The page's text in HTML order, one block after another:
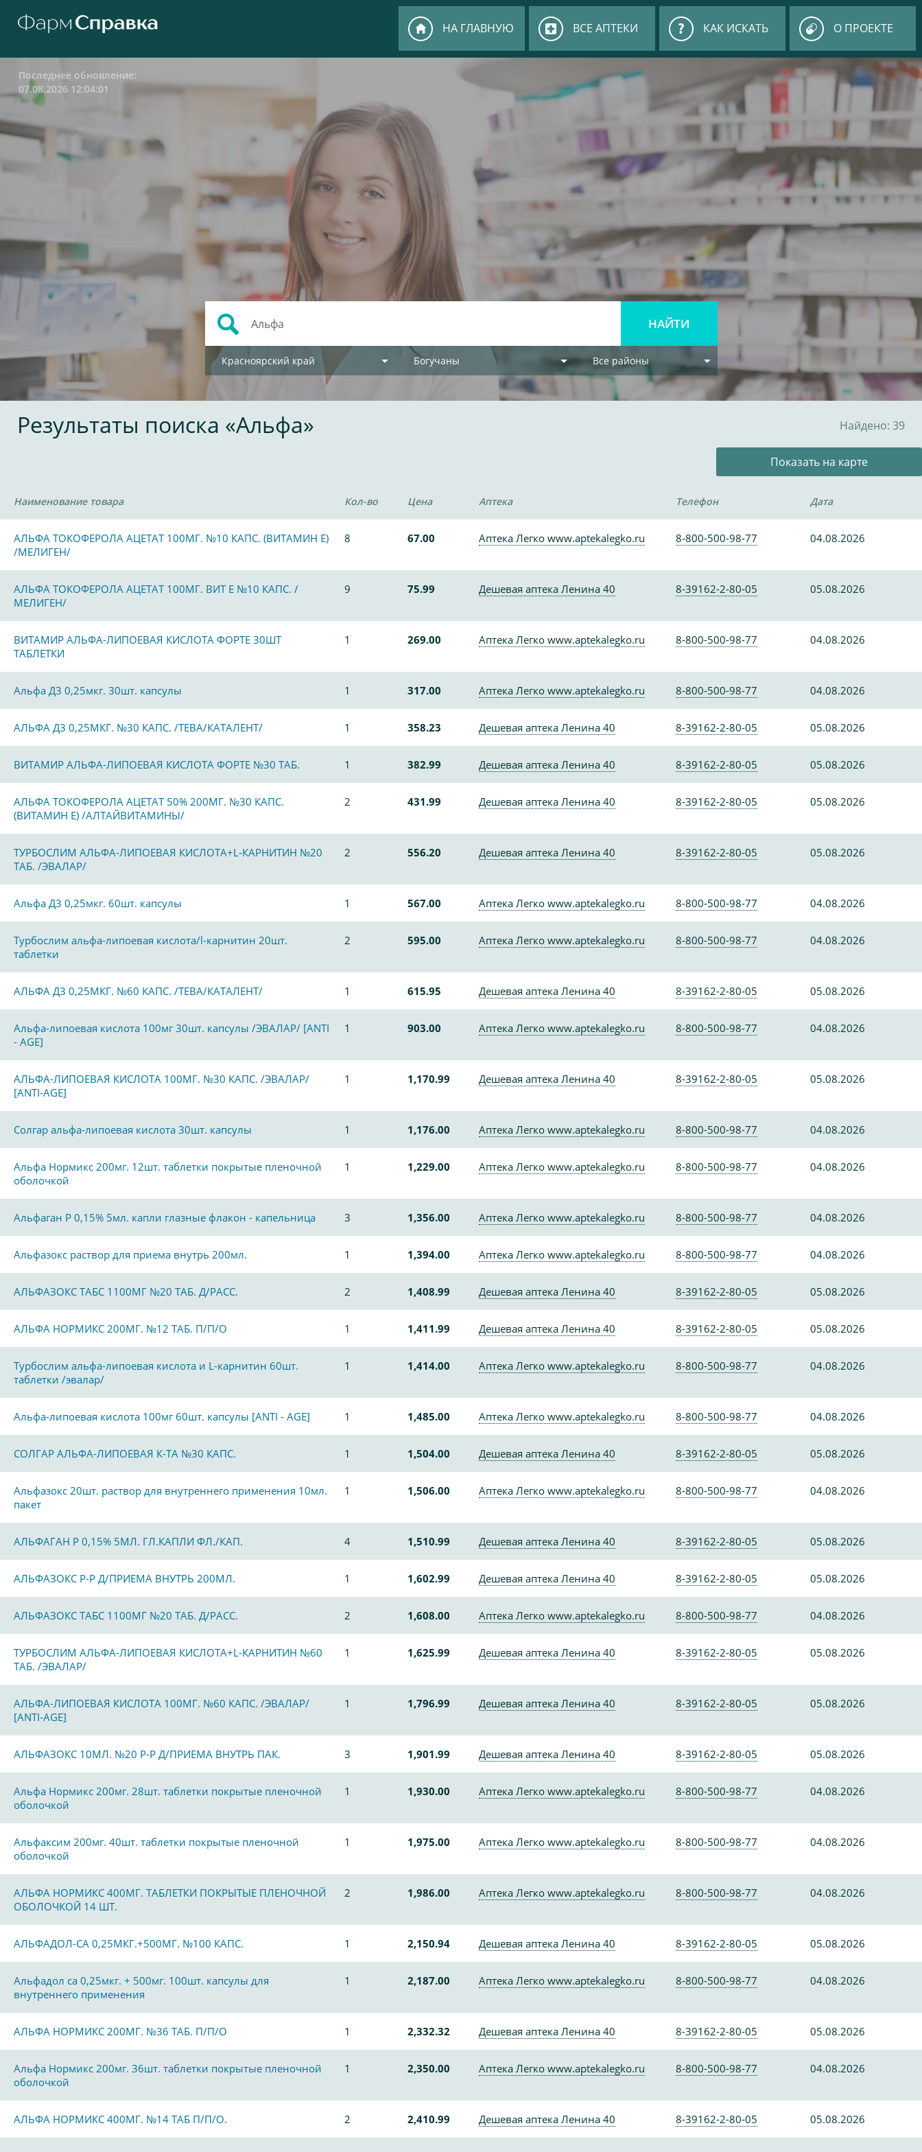
НА ГЛАВНУЮ ВСЕ АПТЕКИ КАК ИСКАТЬ О ПРОЕКТЕ
Последнее обновление:
07.08.2026 12:04:01
Красноярский край Богучаны Все районы
Результаты поиска «Альфа» Найдено: 39
Показать на карте
Наименование товара Кол-во Цена Аптека Телефон Дата
АЛЬФА ТОКОФЕРОЛА АЦЕТАТ 100МГ. №10 КАПС. (ВИТАМИН Е)
/МЕЛИГЕН/
8 67.00 Аптека Легко www.aptekalegko.ru 8-800-500-98-77 04.08.2026
АЛЬФА ТОКОФЕРОЛА АЦЕТАТ 100МГ. ВИТ Е №10 КАПС. /
МЕЛИГЕН/
9 75.99 Дешевая аптека Ленина 40 8-39162-2-80-05 05.08.2026
ВИТАМИР АЛЬФА-ЛИПОЕВАЯ КИСЛОТА ФОРТЕ 30ШТ
ТАБЛЕТКИ
1 269.00 Аптека Легко www.aptekalegko.ru 8-800-500-98-77 04.08.2026
Альфа Д3 0,25мкг. 30шт. капсулы 1 317.00 Аптека Легко www.aptekalegko.ru 8-800-500-98-77 04.08.2026
АЛЬФА Д3 0,25МКГ. №30 КАПС. /ТЕВА/КАТАЛЕНТ/ 1 358.23 Дешевая аптека Ленина 40 8-39162-2-80-05 05.08.2026
ВИТАМИР АЛЬФА-ЛИПОЕВАЯ КИСЛОТА ФОРТЕ №30 ТАБ. 1 382.99 Дешевая аптека Ленина 40 8-39162-2-80-05 05.08.2026
АЛЬФА ТОКОФЕРОЛА АЦЕТАТ 50% 200МГ. №30 КАПС.
(ВИТАМИН Е) /АЛТАЙВИТАМИНЫ/
2 431.99 Дешевая аптека Ленина 40 8-39162-2-80-05 05.08.2026
ТУРБОСЛИМ АЛЬФА-ЛИПОЕВАЯ КИСЛОТА+L-КАРНИТИН №20
ТАБ. /ЭВАЛАР/
2 556.20 Дешевая аптека Ленина 40 8-39162-2-80-05 05.08.2026
Альфа Д3 0,25мкг. 60шт. капсулы 1 567.00 Аптека Легко www.aptekalegko.ru 8-800-500-98-77 04.08.2026
Турбослим альфа-липоевая кислота/l-карнитин 20шт.
таблетки
2 595.00 Аптека Легко www.aptekalegko.ru 8-800-500-98-77 04.08.2026
АЛЬФА Д3 0,25МКГ. №60 КАПС. /ТЕВА/КАТАЛЕНТ/ 1 615.95 Дешевая аптека Ленина 40 8-39162-2-80-05 05.08.2026
Альфа-липоевая кислота 100мг 30шт. капсулы /ЭВАЛАР/ [ANTI
- AGE]
1 903.00 Аптека Легко www.aptekalegko.ru 8-800-500-98-77 04.08.2026
АЛЬФА-ЛИПОЕВАЯ КИСЛОТА 100МГ. №30 КАПС. /ЭВАЛАР/
[ANTI-AGE]
1 1,170.99 Дешевая аптека Ленина 40 8-39162-2-80-05 05.08.2026
Солгар альфа-липоевая кислота 30шт. капсулы 1 1,176.00 Аптека Легко www.aptekalegko.ru 8-800-500-98-77 04.08.2026
Альфа Нормикс 200мг. 12шт. таблетки покрытые пленочной
оболочкой
1 1,229.00 Аптека Легко www.aptekalegko.ru 8-800-500-98-77 04.08.2026
Альфаган Р 0,15% 5мл. капли глазные флакон - капельница 3 1,356.00 Аптека Легко www.aptekalegko.ru 8-800-500-98-77 04.08.2026
Альфазокс раствор для приема внутрь 200мл. 1 1,394.00 Аптека Легко www.aptekalegko.ru 8-800-500-98-77 04.08.2026
АЛЬФАЗОКС ТАБС 1100МГ №20 ТАБ. Д/РАСС. 2 1,408.99 Дешевая аптека Ленина 40 8-39162-2-80-05 05.08.2026
АЛЬФА НОРМИКС 200МГ. №12 ТАБ. П/П/О 1 1,411.99 Дешевая аптека Ленина 40 8-39162-2-80-05 05.08.2026
Турбослим альфа-липоевая кислота и L-карнитин 60шт.
таблетки /эвалар/
1 1,414.00 Аптека Легко www.aptekalegko.ru 8-800-500-98-77 04.08.2026
Альфа-липоевая кислота 100мг 60шт. капсулы [ANTI - AGE] 1 1,485.00 Аптека Легко www.aptekalegko.ru 8-800-500-98-77 04.08.2026
СОЛГАР АЛЬФА-ЛИПОЕВАЯ К-ТА №30 КАПС. 1 1,504.00 Дешевая аптека Ленина 40 8-39162-2-80-05 05.08.2026
Альфазокс 20шт. раствор для внутреннего применения 10мл.
пакет
1 1,506.00 Аптека Легко www.aptekalegko.ru 8-800-500-98-77 04.08.2026
АЛЬФАГАН Р 0,15% 5МЛ. ГЛ.КАПЛИ ФЛ./КАП. 4 1,510.99 Дешевая аптека Ленина 40 8-39162-2-80-05 05.08.2026
АЛЬФАЗОКС Р-Р Д/ПРИЕМА ВНУТРЬ 200МЛ. 1 1,602.99 Дешевая аптека Ленина 40 8-39162-2-80-05 05.08.2026
АЛЬФАЗОКС ТАБС 1100МГ №20 ТАБ. Д/РАСС. 2 1,608.00 Аптека Легко www.aptekalegko.ru 8-800-500-98-77 04.08.2026
ТУРБОСЛИМ АЛЬФА-ЛИПОЕВАЯ КИСЛОТА+L-КАРНИТИН №60
ТАБ. /ЭВАЛАР/
1 1,625.99 Дешевая аптека Ленина 40 8-39162-2-80-05 05.08.2026
АЛЬФА-ЛИПОЕВАЯ КИСЛОТА 100МГ. №60 КАПС. /ЭВАЛАР/
[ANTI-AGE]
1 1,796.99 Дешевая аптека Ленина 40 8-39162-2-80-05 05.08.2026
АЛЬФАЗОКС 10МЛ. №20 Р-Р Д/ПРИЕМА ВНУТРЬ ПАК. 3 1,901.99 Дешевая аптека Ленина 40 8-39162-2-80-05 05.08.2026
Альфа Нормикс 200мг. 28шт. таблетки покрытые пленочной
оболочкой
1 1,930.00 Аптека Легко www.aptekalegko.ru 8-800-500-98-77 04.08.2026
Альфаксим 200мг. 40шт. таблетки покрытые пленочной
оболочкой
1 1,975.00 Аптека Легко www.aptekalegko.ru 8-800-500-98-77 04.08.2026
АЛЬФА НОРМИКС 400МГ. ТАБЛЕТКИ ПОКРЫТЫЕ ПЛЕНОЧНОЙ
ОБОЛОЧКОЙ 14 ШТ.
2 1,986.00 Аптека Легко www.aptekalegko.ru 8-800-500-98-77 04.08.2026
АЛЬФАДОЛ-CA 0,25МКГ.+500МГ. №100 КАПС. 1 2,150.94 Дешевая аптека Ленина 40 8-39162-2-80-05 05.08.2026
Альфадол са 0,25мкг. + 500мг. 100шт. капсулы для
внутреннего применения
1 2,187.00 Аптека Легко www.aptekalegko.ru 8-800-500-98-77 04.08.2026
АЛЬФА НОРМИКС 200МГ. №36 ТАБ. П/П/О 1 2,332.32 Дешевая аптека Ленина 40 8-39162-2-80-05 05.08.2026
Альфа Нормикс 200мг. 36шт. таблетки покрытые пленочной
оболочкой
1 2,350.00 Аптека Легко www.aptekalegko.ru 8-800-500-98-77 04.08.2026
АЛЬФА НОРМИКС 400МГ. №14 ТАБ П/П/О. 2 2,410.99 Дешевая аптека Ленина 40 8-39162-2-80-05 05.08.2026